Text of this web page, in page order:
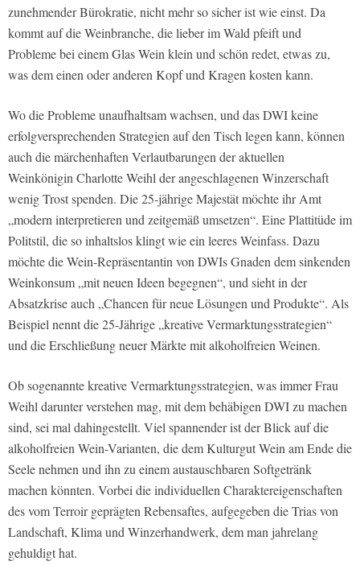
zunehmender Bürokratie, nicht mehr so sicher ist wie einst. Da
kommt auf die Weinbranche, die lieber im Wald pfeift und
Probleme bei einem Glas Wein klein und schön redet, etwas zu,
was dem einen oder anderen Kopf und Kragen kosten kann.
Wo die Probleme unaufhaltsam wachsen, und das DWI keine
erfolgversprechenden Strategien auf den Tisch legen kann, können
auch die märchenhaften Verlautbarungen der aktuellen
Weinkönigin Charlotte Weihl der angeschlagenen Winzerschaft
wenig Trost spenden. Die 25-jährige Majestät möchte ihr Amt
„modern interpretieren und zeitgemäß umsetzen“. Eine Plattitüde im
Politstil, die so inhaltslos klingt wie ein leeres Weinfass. Dazu
möchte die Wein-Repräsentantin von DWIs Gnaden dem sinkenden
Weinkonsum „mit neuen Ideen begegnen“, und sieht in der
Absatzkrise auch „Chancen für neue Lösungen und Produkte“. Als
Beispiel nennt die 25-Jährige „kreative Vermarktungsstrategien“
und die Erschließung neuer Märkte mit alkoholfreien Weinen.
Ob sogenannte kreative Vermarktungsstrategien, was immer Frau
Weihl darunter verstehen mag, mit dem behäbigen DWI zu machen
sind, sei mal dahingestellt. Viel spannender ist der Blick auf die
alkoholfreien Wein-Varianten, die dem Kulturgut Wein am Ende die
Seele nehmen und ihn zu einem austauschbaren Softgetränk
machen könnten. Vorbei die individuellen Charaktereigenschaften
des vom Terroir geprägten Rebensaftes, aufgegeben die Trias von
Landschaft, Klima und Winzerhandwerk, dem man jahrelang
gehuldigt hat.